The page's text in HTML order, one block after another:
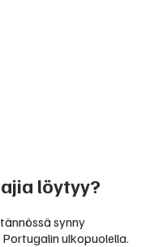
löytyy?
synny
ulkopuolella.